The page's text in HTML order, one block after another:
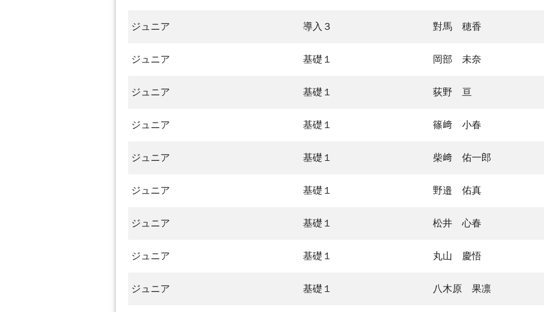
ジュニア 導入３ 對馬 穂香
ジュニア 基礎１ 岡部 未奈
ジュニア 基礎１ 荻野 亘
ジュニア 基礎１ 篠﨑 小春
ジュニア 基礎１ 柴﨑 佑一郎
ジュニア 基礎１ 野邉 佑真
ジュニア 基礎１ 松井 心春
ジュニア 基礎１ 丸山 慶悟
ジュニア 基礎１ 八木原 果凛